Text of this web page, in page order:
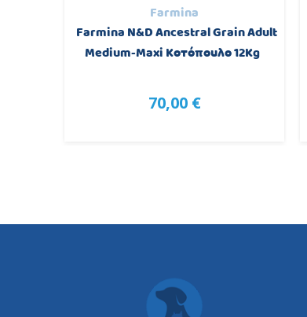
Farmina
Farmina N&D Ancestral Grain Adult
Medium-Maxi Κοτόπουλο 12Kg
70,00 €